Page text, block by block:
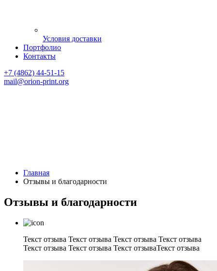
Условия доставки
Портфолио
Контакты
+7 (4862) 44-51-15
mail@orion-print.org
Главная
Отзывы и благодарности
Отзывы и благодарности
Текст отзыва Текст отзыва Текст отзыва Текст отзыва
Текст отзыва Текст отзыва Текст отзываТекст отзыва